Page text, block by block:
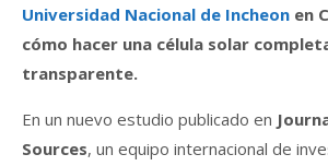
Universidad Nacional de Incheon en
cómo hacer una célula solar
transparente.
En un nuevo estudio publicado en
Sources, un equipo internacional de